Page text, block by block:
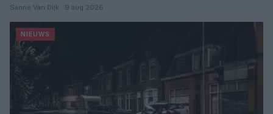
Sanne Van Dijk · 9 aug 2026
NIEUWS